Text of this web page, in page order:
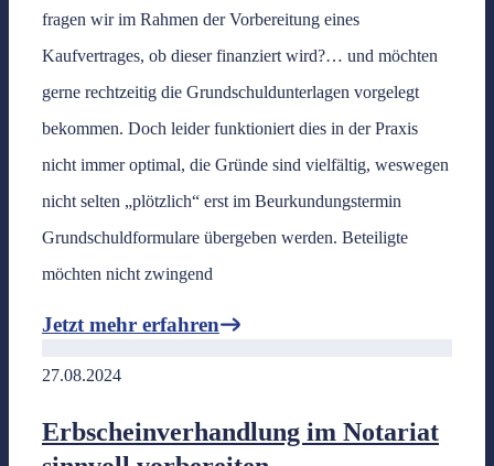
fragen wir im Rahmen der Vorbereitung eines
Kaufvertrages, ob dieser finanziert wird?… und möchten
gerne rechtzeitig die Grundschuldunterlagen vorgelegt
bekommen. Doch leider funktioniert dies in der Praxis
nicht immer optimal, die Gründe sind vielfältig, weswegen
nicht selten „plötzlich“ erst im Beurkundungstermin
Grundschuldformulare übergeben werden. Beteiligte
möchten nicht zwingend
Jetzt mehr erfahren
27.08.2024
Erbscheinverhandlung im Notariat